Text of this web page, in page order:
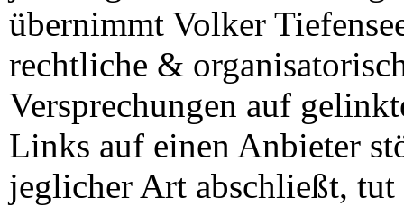
übernimmt Volker
rechtliche &
Versprechungen auf
Links auf einen Anbieter
jeglicher Art abschließt,